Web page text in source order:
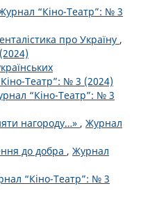
“Кіно-Театр”: № 3
про Україну ,
Театр”: № 3 (2024)
“Кіно-Театр”: № 3
нагороду…» , Журнал
до добра , Журнал
“Кіно-Театр”: № 3